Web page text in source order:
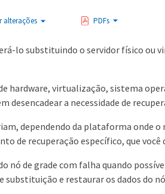
alterações PDFs
lo substituindo o servidor físico
hardware, virtualização, sistema
a necessidade de
dependendo da plataforma onde o
de recuperação específico, que você
nó de grade com falha quando
substituição e restaurar os dados do